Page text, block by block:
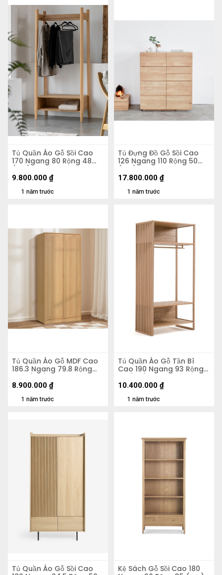
Tủ Quần Áo Gỗ Sồi Cao
170 Ngang 80 Rộng 48
(cm)
1 năm trước
9.800.000 ₫
Tủ Đựng Đồ Gỗ Sồi Cao
126 Ngang 110 Rộng 50
(cm)
1 năm trước
17.800.000 ₫
Tủ Quần Áo Gỗ MDF Cao
186.3 Ngang 79.8 Rộng
55.5 (cm)
1 năm trước
8.900.000 ₫
Tủ Quần Áo Gỗ Tần Bì
Cao 190 Ngang 93 Rộng
53 (cm)
1 năm trước
10.400.000 ₫
Tủ Quần Áo Gỗ Sồi Cao
Kệ Sách Gỗ Sồi Cao 180